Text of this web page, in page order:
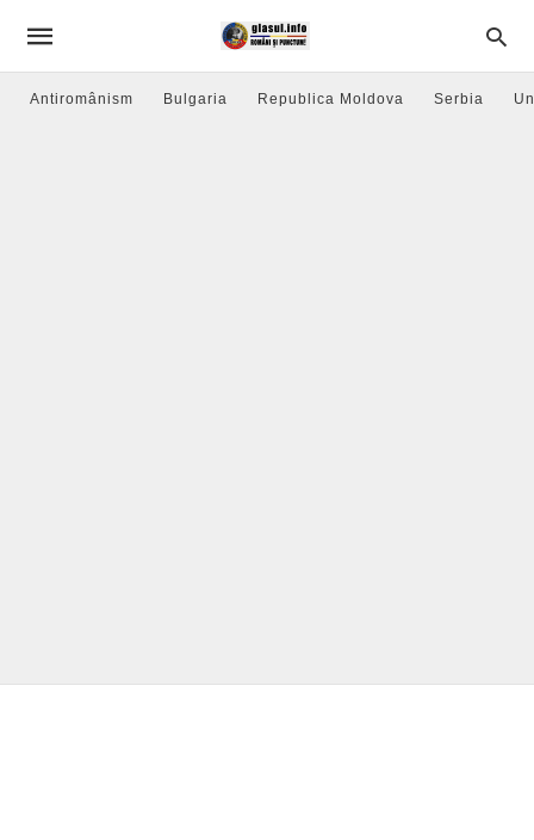
Antiromânism Bulgaria Republica Moldova Serbia